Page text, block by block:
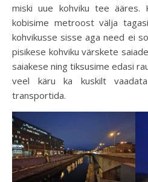
miski uue kohviku tee ääres.
kobisime metroost välja
kohvikusse sisse aga need ei
pisikese kohviku värskete
saiakese ning tiksusime edasi
veel käru ka kuskilt
transportida.